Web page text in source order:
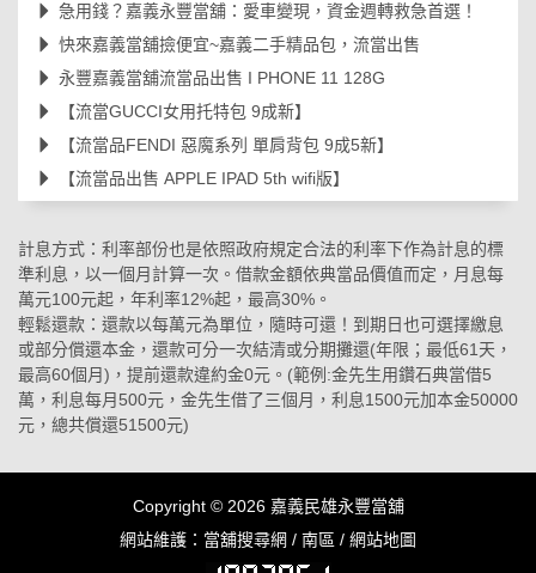
急用錢？嘉義永豐當舖：愛車變現，資金週轉救急首選！
快來嘉義當舖撿便宜~嘉義二手精品包，流當出售
永豐嘉義當舖流當品出售 I PHONE 11 128G
【流當GUCCI女用托特包 9成新】
【流當品FENDI 惡魔系列 單肩背包 9成5新】
【流當品出售 APPLE IPAD 5th wifi版】
計息方式：利率部份也是依照政府規定合法的利率下作為計息的標
準利息，以一個月計算一次。借款金額依典當品價值而定，月息每
萬元100元起，年利率12%起，最高30%。
輕鬆還款：還款以每萬元為單位，隨時可還！到期日也可選擇繳息
或部分償還本金，還款可分一次結清或分期攤還(年限；最低61天，
最高60個月)，提前還款違約金0元。(範例:金先生用鑽石典當借5
萬，利息每月500元，金先生借了三個月，利息1500元加本金50000
元，總共償還51500元)
Copyright © 2026 嘉義民雄永豐當舖
網站維護： 當舖搜尋網 / 南區 / 網站地圖